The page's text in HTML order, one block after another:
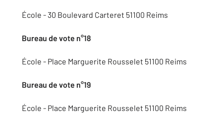
École - 30 Boulevard Carteret 51100 Reims
Bureau de vote n°18
École - Place Marguerite Rousselet 51100 Reims
Bureau de vote n°19
École - Place Marguerite Rousselet 51100 Reims